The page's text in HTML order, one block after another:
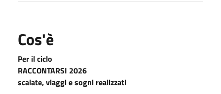
Cos'è
Per il ciclo
RACCONTARSI 2026
scalate, viaggi e sogni realizzati